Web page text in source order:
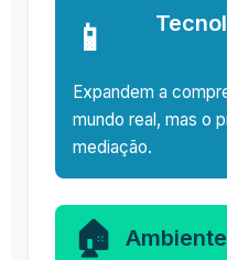
📱
Expandem a
mundo real, mas o
mediação.
🏠